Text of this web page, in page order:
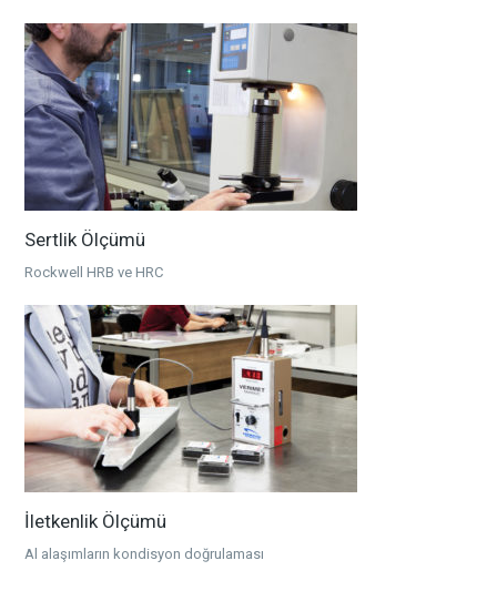
Sertlik Ölçümü
Rockwell HRB ve HRC
İletkenlik Ölçümü
Al alaşımların kondisyon doğrulaması